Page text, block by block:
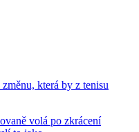
která by z tenisu
volá po zkrácení